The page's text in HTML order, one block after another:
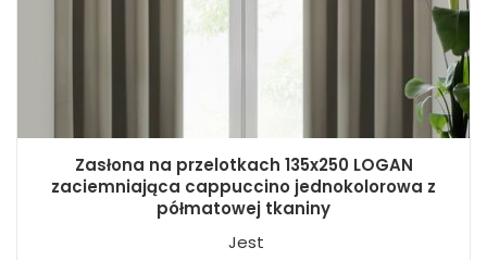
Zasłona na przelotkach 135x250 LOGAN
zaciemniająca cappuccino jednokolorowa z
półmatowej tkaniny
Jest